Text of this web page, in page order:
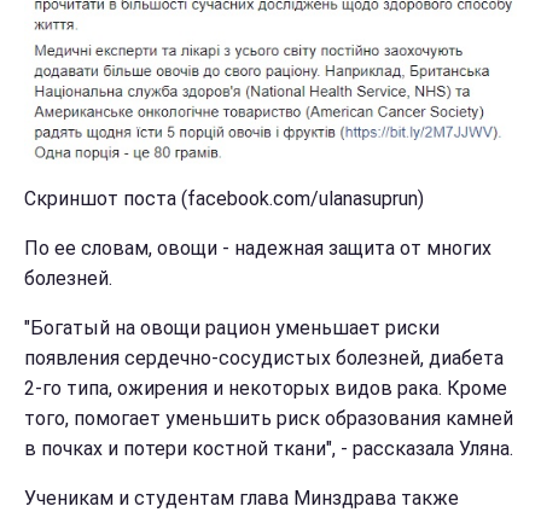
Скриншот поста (facebook.com/ulanasuprun)
По ее словам, овощи - надежная защита от многих
болезней.
"Богатый на овощи рацион уменьшает риски
появления сердечно-сосудистых болезней, диабета
2-го типа, ожирения и некоторых видов рака. Кроме
того, помогает уменьшить риск образования камней
в почках и потери костной ткани", - рассказала Уляна.
Ученикам и студентам глава Минздрава также